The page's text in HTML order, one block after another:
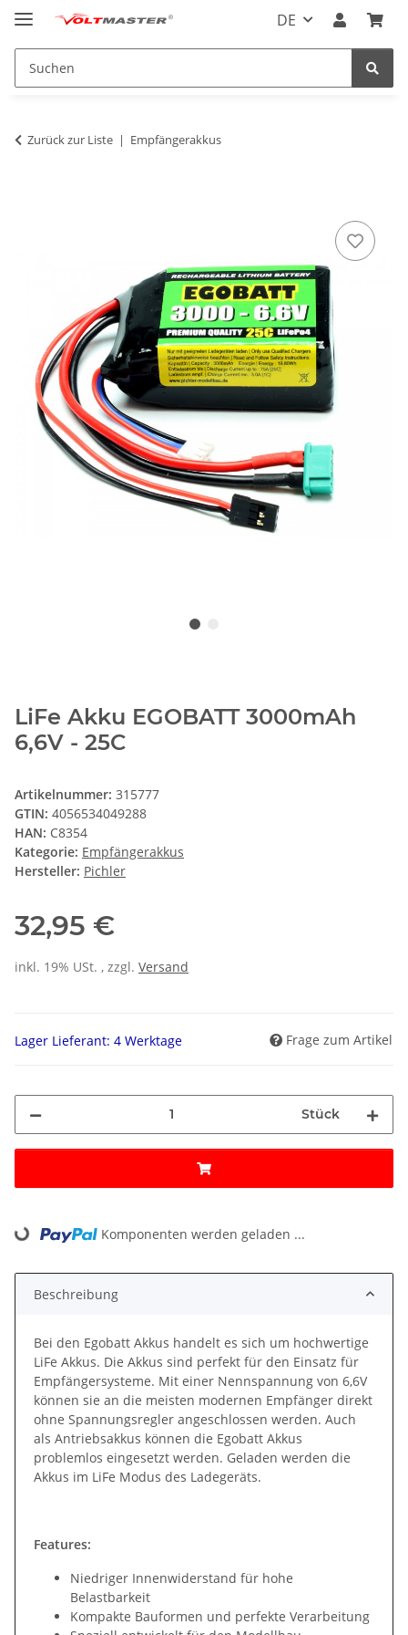
DE
Zurück zur Liste Empfängerakkus
LiFe Akku EGOBATT 3000mAh
6,6V - 25C
Artikelnummer: 315777
GTIN: 4056534049288
HAN: C8354
Kategorie: Empfängerakkus
Hersteller: Pichler
32,95 €
inkl. 19% USt. , zzgl. Versand
Lager Lieferant: 4 Werktage Frage zum Artikel
Stück
Loading... Komponenten werden geladen ...
Beschreibung
Bei den Egobatt Akkus handelt es sich um hochwertige
LiFe Akkus. Die Akkus sind perfekt für den Einsatz für
Empfängersysteme. Mit einer Nennspannung von 6,6V
können sie an die meisten modernen Empfänger direkt
ohne Spannungsregler angeschlossen werden. Auch
als Antriebsakkus können die Egobatt Akkus
problemlos eingesetzt werden. Geladen werden die
Akkus im LiFe Modus des Ladegeräts.
Features:
Niedriger Innenwiderstand für hohe
Belastbarkeit
Kompakte Bauformen und perfekte Verarbeitung